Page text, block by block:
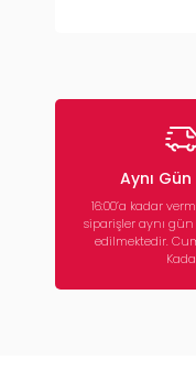
Aynı
16:00’a kadar
siparişler aynı
edilmektedir.